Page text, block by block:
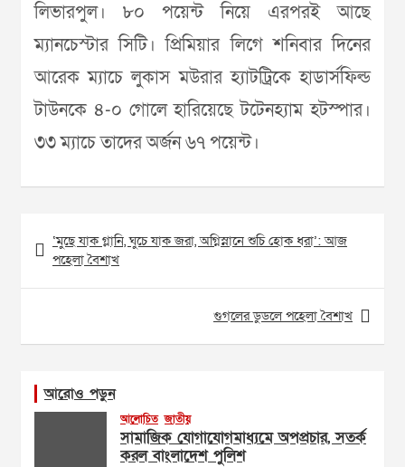
লিভারপুল। ৮০ পয়েন্ট নিয়ে এরপরই আছে
ম্যানচেস্টার সিটি। প্রিমিয়ার লিগে শনিবার দিনের
আরেক ম্যাচে লুকাস মউরার হ্যাটট্রিকে হাডার্সফিল্ড
টাউনকে ৪-০ গোলে হারিয়েছে টটেনহ্যাম হটস্পার।
৩৩ ম্যাচে তাদের অর্জন ৬৭ পয়েন্ট।
navigation
‘মুছে যাক গ্লানি, ঘুচে যাক জরা, অগ্নিস্নানে শুচি হোক ধরা’: আজ
পহেলা বৈশাখ
গুগলের ডুডলে পহেলা বৈশাখ
আরোও পড়ুন
আলোচিত জাতীয়
সামাজিক যোগাযোগমাধ্যমে অপপ্রচার, সতর্ক
করল বাংলাদেশ পুলিশ